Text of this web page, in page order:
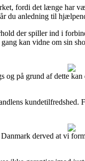
fordi det længe har
du anledning til
der spiller ind i
kan vidne om
og på grund af dette
derved at vi